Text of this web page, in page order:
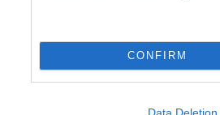
CONFIRM
Data Deletion